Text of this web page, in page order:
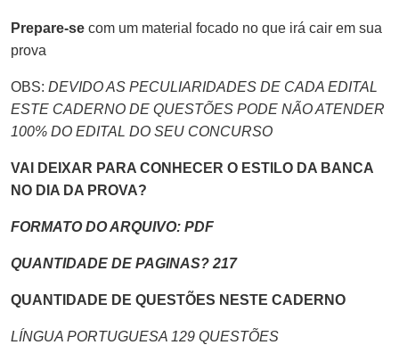
Prepare-se com um material focado no que irá cair em sua
prova
OBS: DEVIDO AS PECULIARIDADES DE CADA EDITAL
ESTE CADERNO DE QUESTÕES PODE NÃO ATENDER
100% DO EDITAL DO SEU CONCURSO
VAI DEIXAR PARA CONHECER O ESTILO DA BANCA
NO DIA DA PROVA?
FORMATO DO ARQUIVO: PDF
QUANTIDADE DE PAGINAS? 217
QUANTIDADE DE QUESTÕES NESTE CADERNO
LÍNGUA PORTUGUESA 129 QUESTÕES